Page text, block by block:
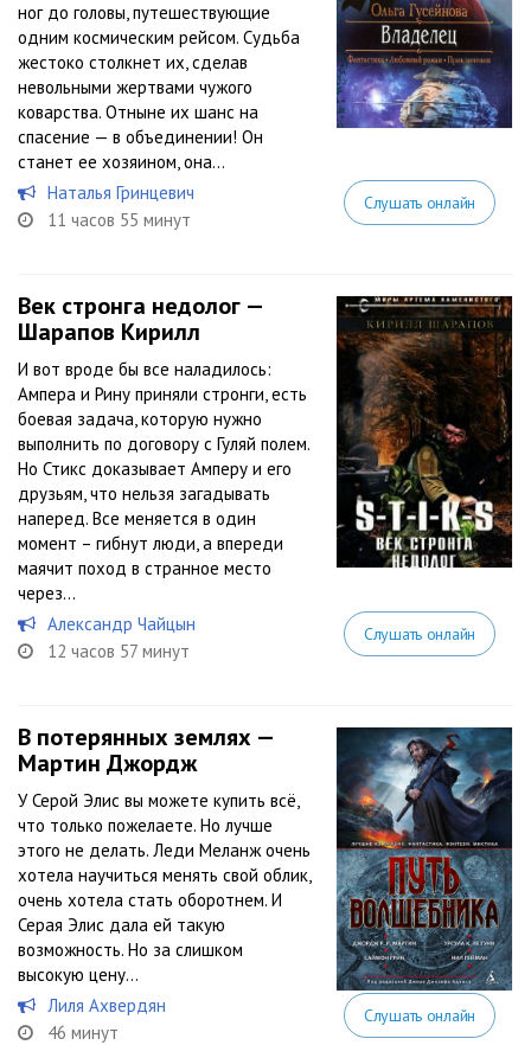
ног до головы, путешествующие
одним космическим рейсом. Судьба
жестоко столкнет их, сделав
невольными жертвами чужого
коварства. Отныне их шанс на
спасение — в объединении! Он
станет ее хозяином, она...
Наталья Гринцевич
11 часов 55 минут
Слушать онлайн
Век стронга недолог —
Шарапов Кирилл
И вот вроде бы все наладилось:
Ампера и Рину приняли стронги, есть
боевая задача, которую нужно
выполнить по договору с Гуляй полем.
Но Стикс доказывает Амперу и его
друзьям, что нельзя загадывать
наперед. Все меняется в один
момент – гибнут люди, а впереди
маячит поход в странное место
через...
Александр Чайцын
12 часов 57 минут
Слушать онлайн
В потерянных землях —
Мартин Джордж
У Серой Элис вы можете купить всё,
что только пожелаете. Но лучше
этого не делать. Леди Меланж очень
хотела научиться менять свой облик,
очень хотела стать оборотнем. И
Серая Элис дала ей такую
возможность. Но за слишком
высокую цену…
Лиля Ахвердян
46 минут
Слушать онлайн